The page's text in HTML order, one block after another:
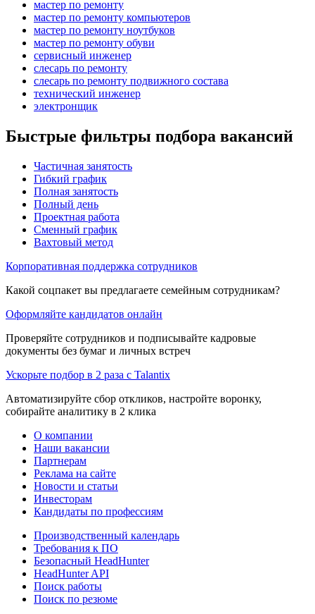
мастер по ремонту
мастер по ремонту компьютеров
мастер по ремонту ноутбуков
мастер по ремонту обуви
сервисный инженер
слесарь по ремонту
слесарь по ремонту подвижного состава
технический инженер
электронщик
Быстрые фильтры подбора вакансий
Частичная занятость
Гибкий график
Полная занятость
Полный день
Проектная работа
Сменный график
Вахтовый метод
Корпоративная поддержка сотрудников
Какой соцпакет вы предлагаете семейным сотрудникам?
Оформляйте кандидатов онлайн
Проверяйте сотрудников и подписывайте кадровые
документы без бумаг и личных встреч
Ускорьте подбор в 2 раза с Talantix
Автоматизируйте сбор откликов, настройте воронку,
собирайте аналитику в 2 клика
О компании
Наши вакансии
Партнерам
Реклама на сайте
Новости и статьи
Инвесторам
Кандидаты по профессиям
Производственный календарь
Требования к ПО
Безопасный HeadHunter
HeadHunter API
Поиск работы
Поиск по резюме